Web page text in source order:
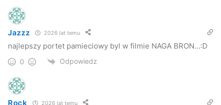
Jazzz 2026 lat temu
najlepszy portet pamieciowy byl w filmie NAGA BRON…:D
0 Odpowiedz
Rock 2026 lat temu